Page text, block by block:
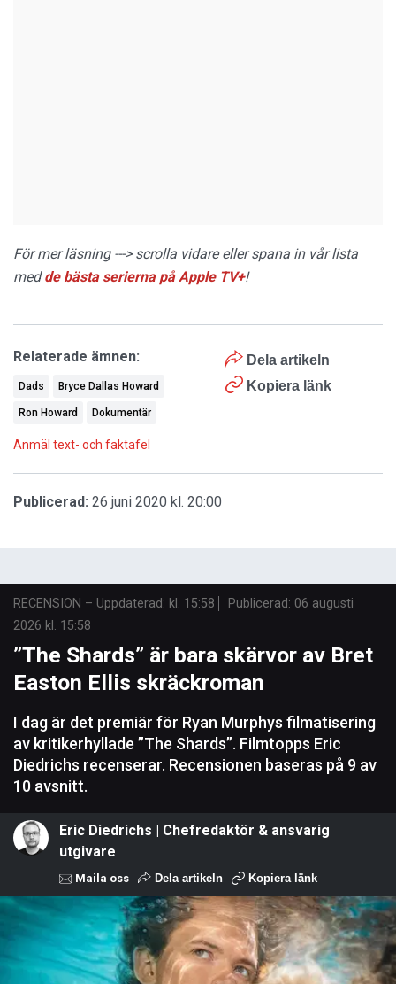
För mer läsning ---> scrolla vidare eller spana in vår lista
medde bästa serierna på Apple TV+!
Dela artikeln
Kopiera länk
Relaterade ämnen:
Dads Bryce Dallas Howard
Ron Howard Dokumentär
Anmäl text- och faktafel
Publicerad: 26 juni 2020 kl. 20:00
RECENSION – Uppdaterad: kl. 15:58 Publicerad: 06 augusti
2026 kl. 15:58
”The Shards” är bara skärvor av Bret
Easton Ellis skräckroman
I dag är det premiär för Ryan Murphys filmatisering
av kritikerhyllade ”The Shards”. Filmtopps Eric
Diedrichs recenserar. Recensionen baseras på 9 av
10 avsnitt.
Eric Diedrichs | Chefredaktör & ansvarig
utgivare
Maila oss Dela artikeln Kopiera länk